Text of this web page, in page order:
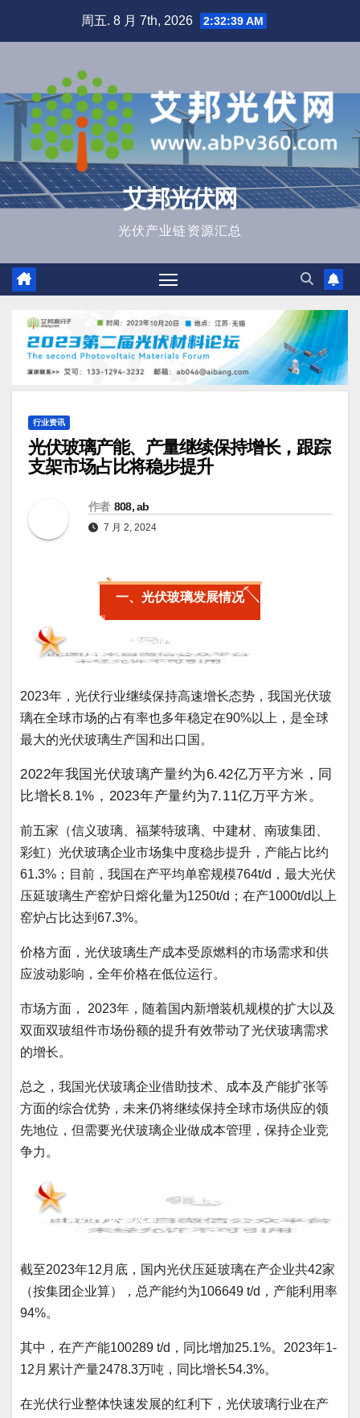
周五. 8 月 7th, 2026 2:32:40 AM
艾邦光伏网
光伏产业链资源汇总
行业资讯
光伏玻璃产能、产量继续保持增长，跟踪
支架市场占比将稳步提升
作者 808, ab
7 月 2, 2024
一、光伏玻璃发展情况
1、光伏玻璃行业发展总体介绍
2023年，光伏行业继续保持高速增长态势，我国光伏玻
璃在全球市场的占有率也多年稳定在90%以上，是全球
最大的光伏玻璃生产国和出口国。
2022年我国光伏玻璃产量约为6.42亿万平方米，同
比增长8.1%，2023年产量约为7.11亿万平方米。
前五家（信义玻璃、福莱特玻璃、中建材、南玻集团、
彩虹）光伏玻璃企业市场集中度稳步提升，产能占比约
61.3%；目前，我国在产平均单窑规模764t/d，最大光伏
压延玻璃生产窑炉日熔化量为1250t/d；在产1000t/d以上
窑炉占比达到67.3%。
价格方面，光伏玻璃生产成本受原燃料的市场需求和供
应波动影响，全年价格在低位运行。
市场方面， 2023年，随着国内新增装机规模的扩大以及
双面双玻组件市场份额的提升有效带动了光伏玻璃需求
的增长。
总之，我国光伏玻璃企业借助技术、成本及产能扩张等
方面的综合优势，未来仍将继续保持全球市场供应的领
先地位，但需要光伏玻璃企业做成本管理，保持企业竞
争力。
2、光伏玻璃产能、产量继续保持增长，产能
利用率快速提升
截至2023年12月底，国内光伏压延玻璃在产企业共42家
（按集团企业算），总产能约为106649 t/d，产能利用率
94%。
其中，在产产能100289 t/d，同比增加25.1%。2023年1-
12月累计产量2478.3万吨，同比增长54.3%。
在光伏行业整体快速发展的红利下，光伏玻璃行业在产